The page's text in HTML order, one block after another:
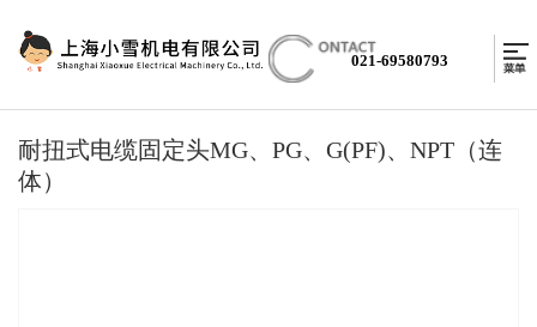
021-69580793
耐扭式电缆固定头MG、PG、G(PF)、NPT（连
体）